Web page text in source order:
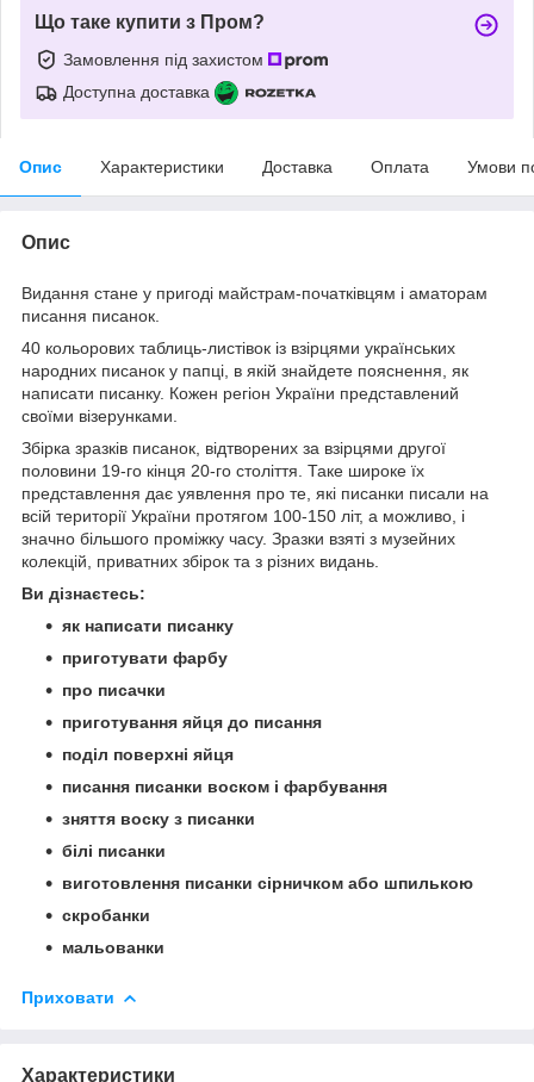
Що таке купити з Пром?
Замовлення під захистом
Доступна доставка
Опис Характеристики Доставка Оплата Умови
Опис
Видання стане у пригоді майстрам-початківцям і аматорам
писання писанок.
40 кольорових таблиць-листівок із взірцями українських
народних писанок у папці, в якій знайдете пояснення, як
написати писанку. Кожен регіон України представлений
своїми візерунками.
Збірка зразків писанок, відтворених за взірцями другої
половини 19-го кінця 20-го століття. Таке широке їх
представлення дає уявлення про те, які писанки писали на
всій території України протягом 100-150 літ, а можливо, і
значно більшого проміжку часу. Зразки взяті з музейних
колекцій, приватних збірок та з різних видань.
Ви дізнаєтесь:
як написати писанку
приготувати фарбу
про писачки
приготування яйця до писання
поділ поверхні яйця
писання писанки воском і фарбування
зняття воску з писанки
білі писанки
виготовлення писанки сірничком або шпилькою
скробанки
мальованки
Приховати
Характеристики